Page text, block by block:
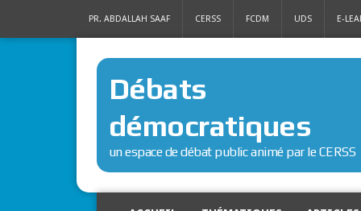
PR. ABDALLAH SAAF CERSS FCDM UDS E-
Débats
démocratiques
un espace de débat public animé par le CERSS